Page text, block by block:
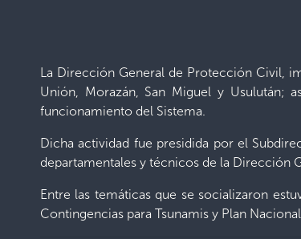
La Dirección General de Protección Civil,
Unión, Morazán, San Miguel y Usulután;
funcionamiento del Sistema.
Dicha actividad fue presidida por el
departamentales y técnicos de la Dirección
Entre las temáticas que se socializaron
Contingencias para Tsunamis y Plan